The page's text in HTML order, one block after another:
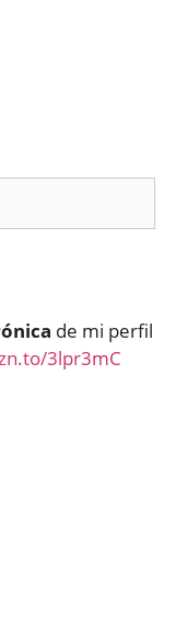
de mi perfil
3lpr3mC